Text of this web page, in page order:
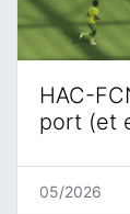
HAC-
port (et
05/2026